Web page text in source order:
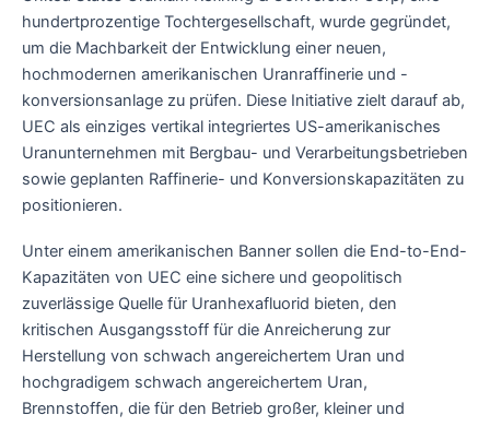
hundertprozentige Tochtergesellschaft, wurde gegründet,
um die Machbarkeit der Entwicklung einer neuen,
hochmodernen amerikanischen Uranraffinerie und -
konversionsanlage zu prüfen. Diese Initiative zielt darauf ab,
UEC als einziges vertikal integriertes US-amerikanisches
Uranunternehmen mit Bergbau- und Verarbeitungsbetrieben
sowie geplanten Raffinerie- und Konversionskapazitäten zu
positionieren.
Unter einem amerikanischen Banner sollen die End-to-End-
Kapazitäten von UEC eine sichere und geopolitisch
zuverlässige Quelle für Uranhexafluorid bieten, den
kritischen Ausgangsstoff für die Anreicherung zur
Herstellung von schwach angereichertem Uran und
hochgradigem schwach angereichertem Uran,
Brennstoffen, die für den Betrieb großer, kleiner und